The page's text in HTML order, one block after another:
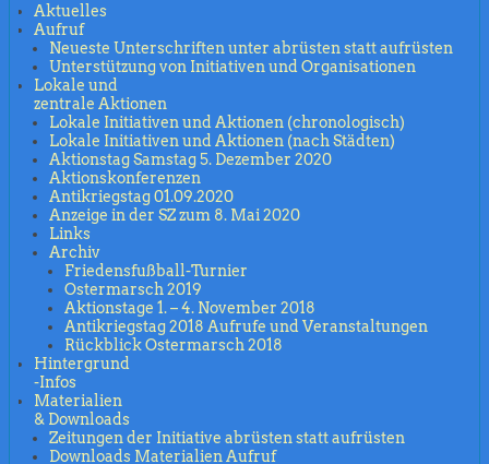
Aktuelles
Aufruf
Neueste Unterschriften unter abrüsten statt aufrüsten
Unterstützung von Initiativen und Organisationen
Lokale und
zentrale Aktionen
Lokale Initiativen und Aktionen (chronologisch)
Lokale Initiativen und Aktionen (nach Städten)
Aktionstag Samstag 5. Dezember 2020
Aktionskonferenzen
Antikriegstag 01.09.2020
Anzeige in der SZ zum 8. Mai 2020
Links
Archiv
Friedensfußball-Turnier
Ostermarsch 2019
Aktionstage 1. – 4. November 2018
Antikriegstag 2018 Aufrufe und Veranstaltungen
Rückblick Ostermarsch 2018
Hintergrund
-Infos
Materialien
& Downloads
Zeitungen der Initiative abrüsten statt aufrüsten
Downloads Materialien Aufruf